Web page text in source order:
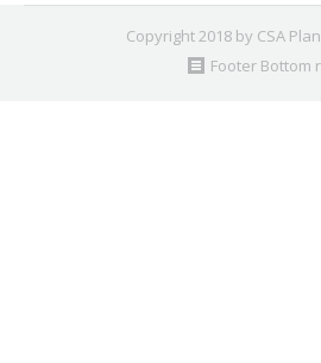
Copyright 2018 by CSA
Footer Bottom